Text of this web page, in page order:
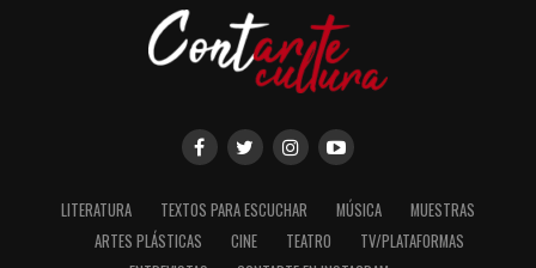
LITERATURA TEXTOS PARA ESCUCHAR MÚSICA
MUESTRAS
ARTES PLÁSTICAS
CINE TEATRO
TV/PLATAFORMAS